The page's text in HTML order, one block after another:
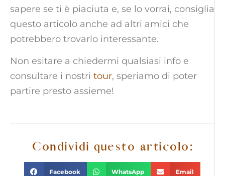
sapere se ti è piaciuta e, se lo vorrai, consiglia
questo articolo anche ad altri amici che
potrebbero trovarlo interessante.
Non esitare a chiedermi qualsiasi info e
consultare i nostri tour, speriamo di poter
partire presto assieme!
Condividi questo articolo:
Facebook WhatsApp Email